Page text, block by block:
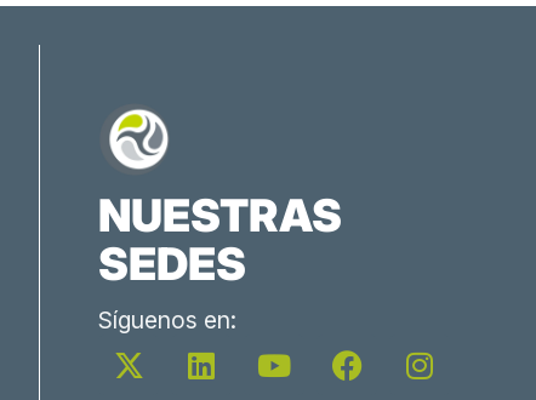
NUESTRAS
SEDES
Síguenos en:
X
-
L
i
Y
o
F
a
I
n